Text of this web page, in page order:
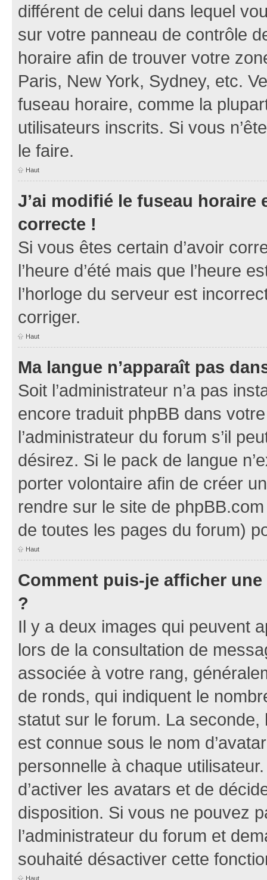
différent de celui dans lequel
sur votre panneau de contrôle
horaire afin de trouver votre
Paris, New York, Sydney, etc.
fuseau horaire, comme la
utilisateurs inscrits. Si vous
le faire.
Haut
J’ai modifié le fuseau horaire
correcte !
Si vous êtes certain d’avoir
l’heure d’été mais que l’heure
l’horloge du serveur est
corriger.
Haut
Ma langue n’apparaît pas
Soit l’administrateur n’a pas
encore traduit phpBB dans
l’administrateur du forum s’il
désirez. Si le pack de langue
porter volontaire afin de créer
rendre sur le site de
de toutes les pages du forum)
Haut
Comment puis-je afficher
?
Il y a deux images qui peuvent
lors de la consultation de
associée à votre rang,
de ronds, qui indiquent le
statut sur le forum. La
est connue sous le nom
personnelle à chaque
d’activer les avatars et de
disposition. Si vous ne pouvez
l’administrateur du forum et
souhaité désactiver cette
Haut